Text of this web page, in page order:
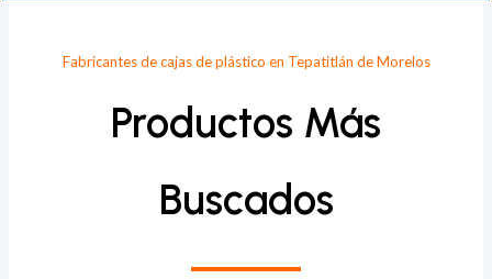
Fabricantes de cajas de plástico en Tepatitlán de Morelos
Productos Más
Buscados